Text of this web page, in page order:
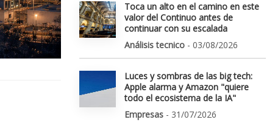
Toca un alto en el camino en este
valor del Continuo antes de
continuar con su escalada
Análisis tecnico - 03/08/2026
Luces y sombras de las big tech:
Apple alarma y Amazon "quiere
todo el ecosistema de la IA"
Empresas - 31/07/2026